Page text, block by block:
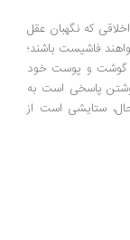
نگهبان عقل
باشند؛
و پوست خود
است به
است از